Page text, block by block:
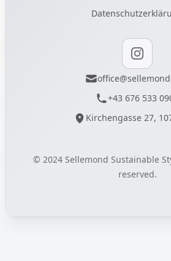
Instagram
+43 676 533
Kirchengasse 27,
© 2024 Sellemond Sustainable
reserved.